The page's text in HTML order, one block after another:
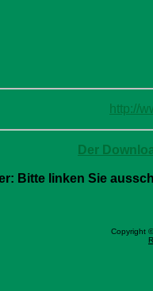
http://
Der
Bitte linken Sie
Copyright